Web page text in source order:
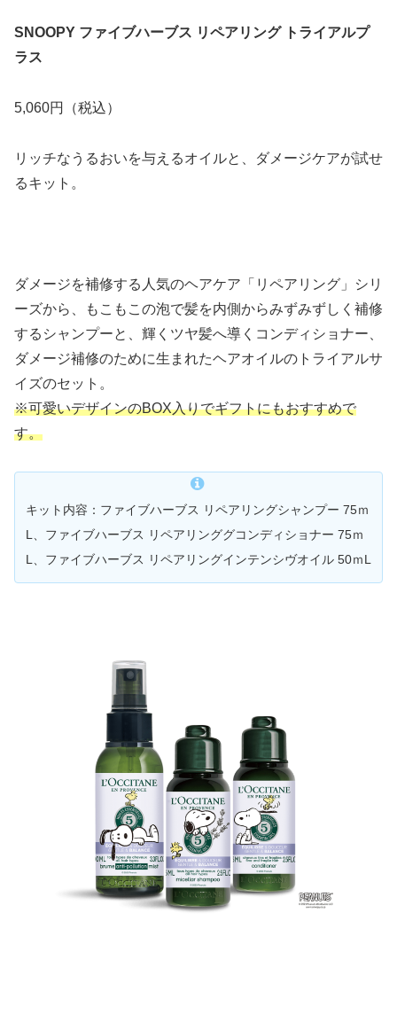
SNOOPY ファイブハーブス リペアリング トライアルプ
ラス
5,060円（税込）
リッチなうるおいを与えるオイルと、ダメージケアが試せ
るキット。
ダメージを補修する人気のヘアケア「リペアリング」シリ
ーズから、もこもこの泡で髪を内側からみずみずしく補修
するシャンプーと、輝くツヤ髪へ導くコンディショナー、
ダメージ補修のために生まれたヘアオイルのトライアルサ
イズのセット。
※可愛いデザインのBOX入りでギフトにもおすすめで
す。
キット内容：ファイブハーブス リペアリングシャンプー 75ｍ
L、ファイブハーブス リペアリンググコンディショナー 75ｍ
L、ファイブハーブス リペアリングインテンシヴオイル 50ｍL